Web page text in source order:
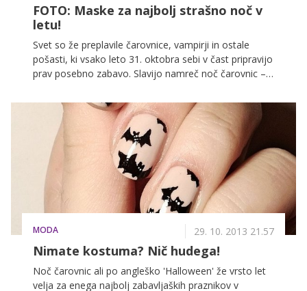
FOTO: Maske za najbolj strašno noč v
letu!
Svet so že preplavile čarovnice, vampirji in ostale
pošasti, ki vsako leto 31. oktobra sebi v čast pripravijo
prav posebno zabavo. Slavijo namreč noč čarovnic –
grobov ter obiskali svoje domove. Predvsem
Američani si za ta dan pripravijo strašljive kostume in
se v njih udeležijo zabav, otroci pa hodijo od vrat do
vrat ter prosijo za sladkarije. Njihova tradicija pa vse
bolj dosega tudi naša tla, in če še ne veste, v katero
pošast bi se našemili, vam bodo morda v pomoč hitre
in enostavne poslikave obraza, ki smo jih za vas zbrali
v galeriji.
MODA 29. 10. 2013 21.57
Nimate kostuma? Nič hudega!
Noč čarovnic ali po angleško 'Halloween' že vrsto let
velja za enega najbolj zabavljaških praznikov v